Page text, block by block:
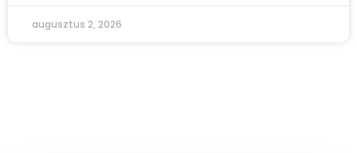
augusztus 2, 2026